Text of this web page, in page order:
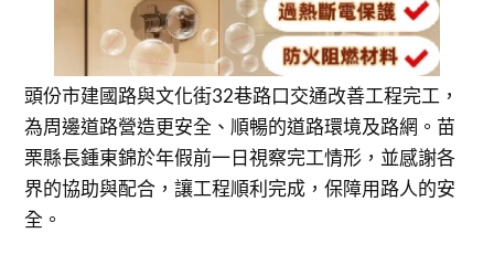
頭份市建國路與文化街32巷路口交通改善工程完工，
為周邊道路營造更安全、順暢的道路環境及路網。苗
栗縣長鍾東錦於年假前一日視察完工情形，並感謝各
界的協助與配合，讓工程順利完成，保障用路人的安
全。